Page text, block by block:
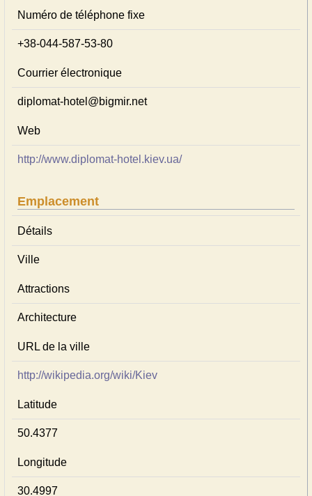
Numéro de téléphone fixe
+38-044-587-53-80
Courrier électronique
diplomat-hotel@bigmir.net
Web
http://www.diplomat-hotel.kiev.ua/
Emplacement
Détails
Ville
Attractions
Architecture
URL de la ville
http://wikipedia.org/wiki/Kiev
Latitude
50.4377
Longitude
30.4997